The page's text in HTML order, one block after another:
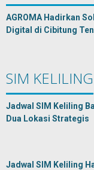
AGROMA Hadirkan
Digital di Cibitung
SIM KELILING
Jadwal SIM Keliling
Dua Lokasi Strategis
Jadwal SIM Keliling